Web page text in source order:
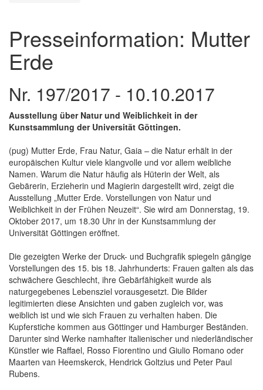
Presseinformation: Mutter
Erde
Nr. 197/2017 - 10.10.2017
Ausstellung über Natur und Weiblichkeit in der
Kunstsammlung der Universität Göttingen.
(pug) Mutter Erde, Frau Natur, Gaia – die Natur erhält in der
europäischen Kultur viele klangvolle und vor allem weibliche
Namen. Warum die Natur häufig als Hüterin der Welt, als
Gebärerin, Erzieherin und Magierin dargestellt wird, zeigt die
Ausstellung „Mutter Erde. Vorstellungen von Natur und
Weiblichkeit in der Frühen Neuzeit“. Sie wird am Donnerstag, 19.
Oktober 2017, um 18.30 Uhr in der Kunstsammlung der
Universität Göttingen eröffnet.
Die gezeigten Werke der Druck- und Buchgrafik spiegeln gängige
Vorstellungen des 15. bis 18. Jahrhunderts: Frauen galten als das
schwächere Geschlecht, ihre Gebärfähigkeit wurde als
naturgegebenes Lebensziel vorausgesetzt. Die Bilder
legitimierten diese Ansichten und gaben zugleich vor, was
weiblich ist und wie sich Frauen zu verhalten haben. Die
Kupferstiche kommen aus Göttinger und Hamburger Beständen.
Darunter sind Werke namhafter italienischer und niederländischer
Künstler wie Raffael, Rosso Fiorentino und Giulio Romano oder
Maarten van Heemskerck, Hendrick Goltzius und Peter Paul
Rubens.